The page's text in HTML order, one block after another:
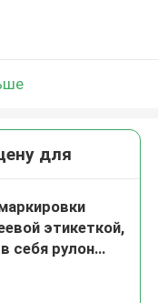
для
этикеткой,
себя рулон